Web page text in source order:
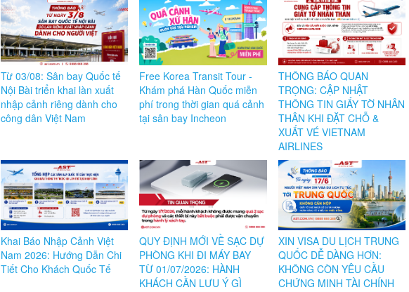
Từ 03/08: Sân bay Quốc tế
Nội Bài triển khai làn xuất
nhập cảnh riêng dành cho
công dân Việt Nam
Free Korea Transit Tour -
Khám phá Hàn Quốc miễn
phí trong thời gian quá cảnh
tại sân bay Incheon
THÔNG BÁO QUAN
TRỌNG: CẬP NHẬT
THÔNG TIN GIẤY TỜ NHÂN
THÂN KHI ĐẶT CHỖ &
XUẤT VÉ VIETNAM
AIRLINES
Khai Báo Nhập Cảnh Việt
Nam 2026: Hướng Dẫn Chi
Tiết Cho Khách Quốc Tế
QUY ĐỊNH MỚI VỀ SẠC DỰ
PHÒNG KHI ĐI MÁY BAY
TỪ 01/07/2026: HÀNH
KHÁCH CẦN LƯU Ý GÌ
XIN VISA DU LỊCH TRUNG
QUỐC DỄ DÀNG HƠN:
KHÔNG CÒN YÊU CẦU
CHỨNG MINH TÀI CHÍNH